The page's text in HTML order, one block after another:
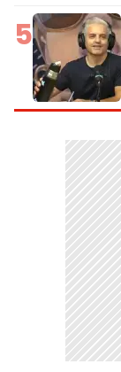
5